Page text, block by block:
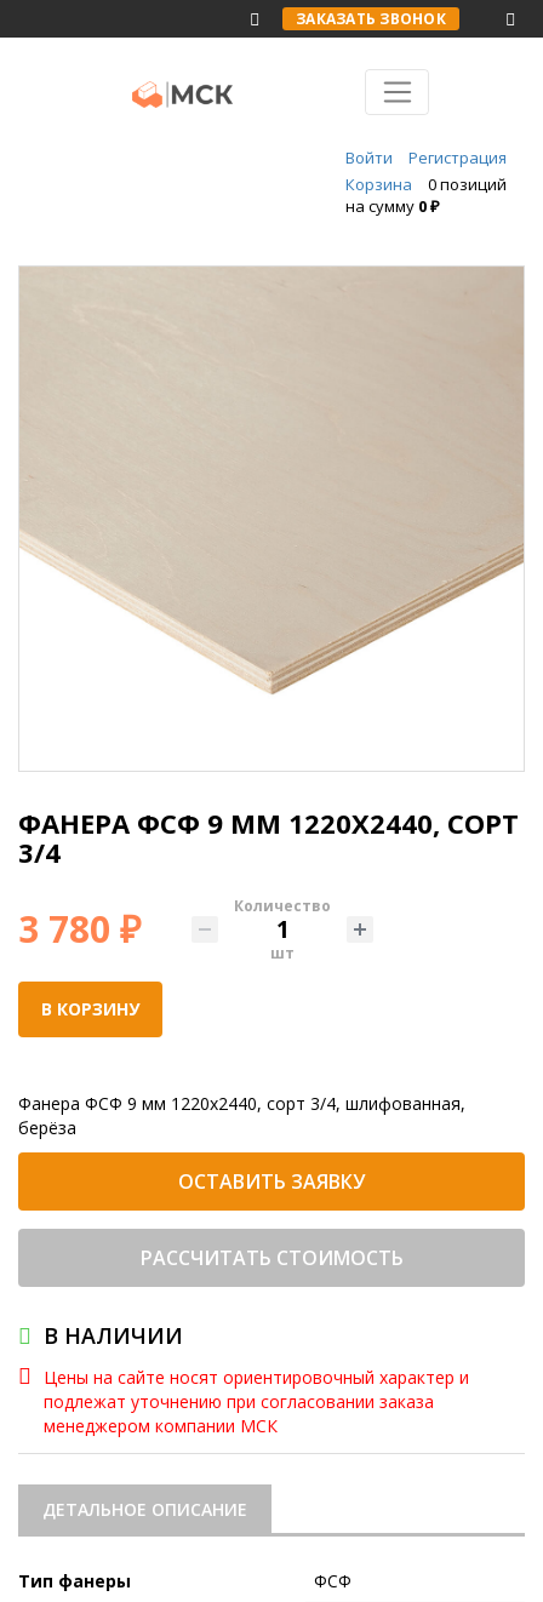
ЗАКАЗАТЬ ЗВОНОК
Войти
Регистрация
Корзина
0 позиций
на сумму 0 ₽
ФАНЕРА ФСФ 9 ММ 1220X2440, СОРТ
3/4
3 780 ₽ Количество
шт
В КОРЗИНУ
Фанера ФСФ 9 мм 1220x2440, сорт 3/4, шлифованная,
берёза
ОСТАВИТЬ ЗАЯВКУ
РАССЧИТАТЬ СТОИМОСТЬ
В НАЛИЧИИ
Цены на сайте носят ориентировочный характер и
подлежат уточнению при согласовании заказа
менеджером компании МСК
ДЕТАЛЬНОЕ ОПИСАНИЕ
Тип фанеры
ФСФ